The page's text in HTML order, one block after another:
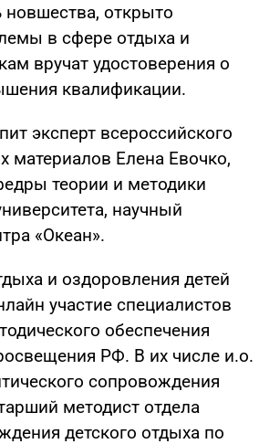
открыто
в сфере отдыха и
вручат удостоверения о
квалификации.
эксперт всероссийского
материалов Елена Евочко,
теории и методики
научный
«Океан».
и оздоровления детей
участие специалистов
обеспечения
РФ. В их числе и.о.
сопровождения
методист отдела
детского отдыха по